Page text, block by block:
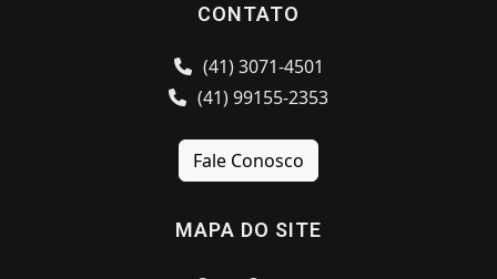
CONTATO
(41) 3071-4501
(41) 99155-2353
Fale Conosco
MAPA DO SITE